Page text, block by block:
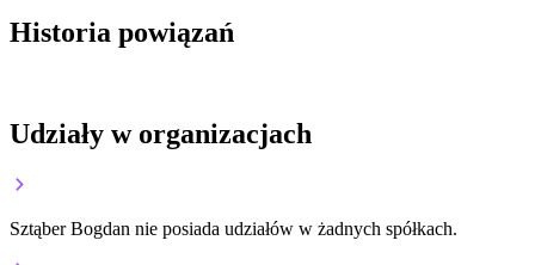
Historia powiązań
Udziały w organizacjach
Sztąber Bogdan nie posiada udziałów w żadnych spółkach.